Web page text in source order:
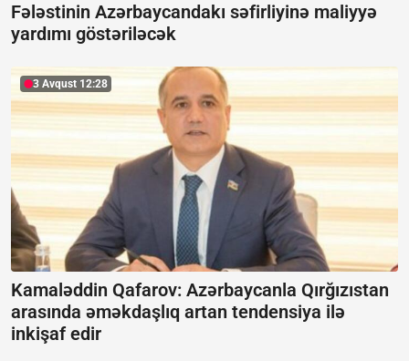
Fələstinin Azərbaycandakı səfirliyinə maliyyə
yardımı göstəriləcək
3 Avqust 12:28
Kamaləddin Qafarov: Azərbaycanla Qırğızıstan
arasında əməkdaşlıq artan tendensiya ilə
inkişaf edir